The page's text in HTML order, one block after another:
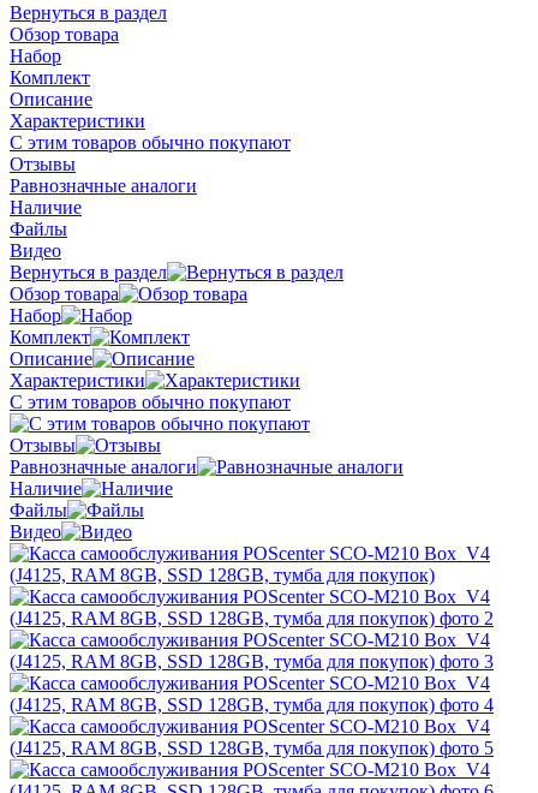
Вернуться в раздел
Обзор товара
Набор
Комплект
Описание
Характеристики
С этим товаров обычно покупают
Отзывы
Равнозначные аналоги
Наличие
Файлы
Видео
Вернуться в раздел
Обзор товара
Набор
Комплект
Описание
Характеристики
С этим товаров обычно покупают
Отзывы
Равнозначные аналоги
Наличие
Файлы
Видео